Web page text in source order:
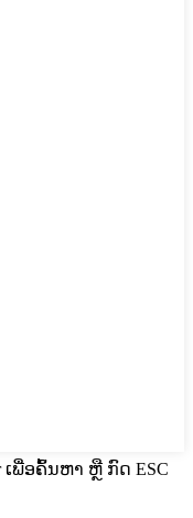
ເພື່ອຄົ້ນຫາ ຫຼື ກົດ ESC